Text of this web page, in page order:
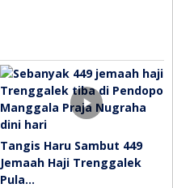
Tangis Haru Sambut 449
Jemaah Haji Trenggalek
Pula…